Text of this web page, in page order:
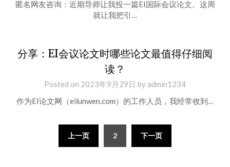
匿名网友咨询：近期导师让我投一篇EI国际会议论文。这周
就让我把引…
分享：EI会议论文时哪些论文最值得仔细阅
读？
Posted on 2023年9月29日 by admin1234
作为EI论文网（eilunwen.com）的工作人员，我经常收到…
上一页 2 下一页